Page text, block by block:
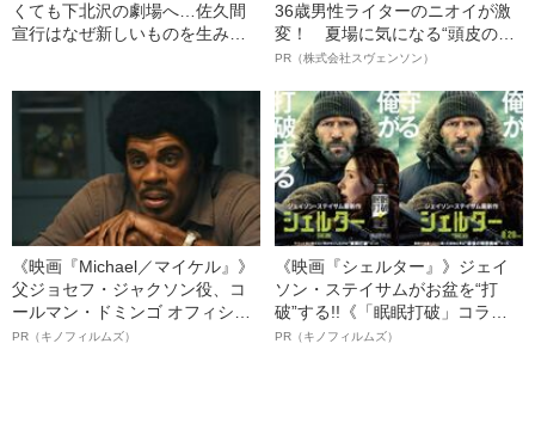
くても下北沢の劇場へ…佐久間
宣行はなぜ新しいものを生み出
36歳男性ライターのニオイが激
変！ 夏場に気になる“頭皮のニ
オイ”や“ベタつき”を解消す
ト”が生み出した徹底ケアとは
PR（株式会社スヴェンソン）
《映画『Michael／マイケル』》
父ジョセフ・ジャクソン役、コ
ールマン・ドミンゴ オフィシャ
ルインタビュー“観客を魅了した
PR（キノフィルムズ）
《映画『シェルター』》ジェイ
ソン・ステイサムがお盆を“打
破”する!!《「眠眠打破」コラ
ボ》
PR（キノフィルムズ）